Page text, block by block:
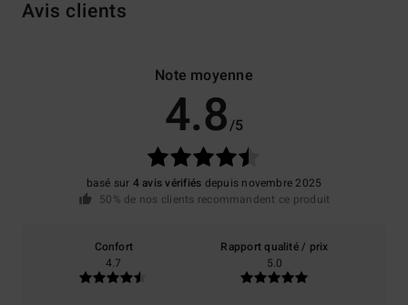
Avis clients
Note moyenne
4.8/5
basé sur 4 avis vérifiés depuis novembre 2025
50% de nos clients recommandent ce produit
Confort
4.7
Rapport qualité / prix
5.0